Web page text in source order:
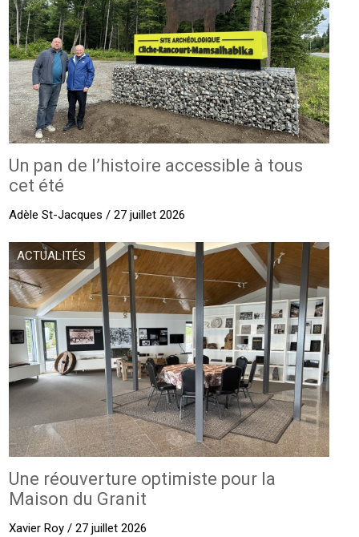
Un pan de l’histoire accessible à tous
cet été
Adèle St-Jacques / 27 juillet 2026
ACTUALITÉS
Une réouverture optimiste pour la
Maison du Granit
Xavier Roy / 27 juillet 2026